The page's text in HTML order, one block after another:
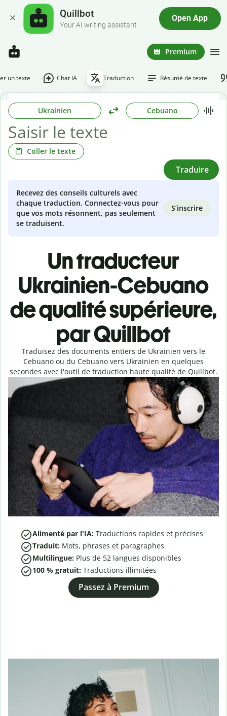
Quillbot
Your AI writing assistant
Open App
Premium
un texte Chat IA Traduction Résumé de texte
Ukrainien Cebuano
Coller le texte
Traduire
Recevez des conseils culturels avec
chaque traduction. Connectez-vous pour
que vos mots résonnent, pas seulement
se traduisent.
S’inscrire
Un traducteur
Ukrainien-Cebuano
de qualité supérieure,
par Quillbot
Traduisez des documents entiers de Ukrainien vers le
Cebuano ou du Cebuano vers Ukrainien en quelques
secondes avec l'outil de traduction haute qualité de Quillbot.
Alimenté par l'IA: Traductions rapides et précises
Traduit: Mots, phrases et paragraphes
Multilingue: Plus de 52 langues disponibles
100 % gratuit: Traductions illimitées
Passez à Premium